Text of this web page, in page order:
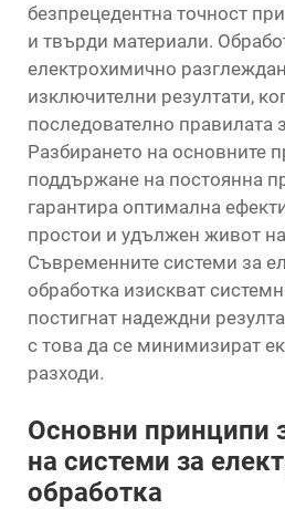
безпрецедентна точност
и твърди материали.
електрохимично
изключителни резултати,
последователно правилата
Разбирането на основните
поддържане на постоянна
гарантира оптимална
простои и удължен живот
Съвременните системи за
обработка изискват
постигнат надеждни
с това да се минимизират
разходи.
Основни принципи
на системи за
обработка